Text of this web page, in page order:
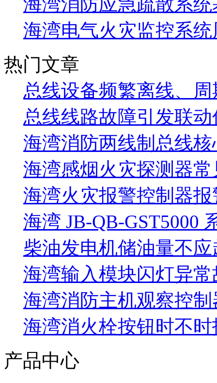
海湾电气火灾监控系
热门文章
总线设备频繁离线、
总线线路故障引发联
海湾消防两线制总线
海湾感烟火灾探测器
海湾火灾报警控制器报
海湾 JB-QB-GST5000
柴油发电机储油量不应
海湾输入模块闪灯异
海湾消防主机观察控制
海湾消火栓按钮时不
产品中心